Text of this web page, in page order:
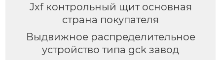
Jxf контрольный щит основная
страна покупателя
Выдвижное распределительное
устройство типа gck завод